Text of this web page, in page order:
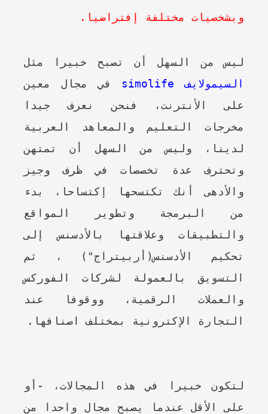
وبشخصيات مختلفة إفتراضيا.
ليس من السهل أن تصبح خبيرا مثل
السيمولايف simolife
في مجال معين
على الأنترنت، فنحن نعرف جيدا
مخرجات التعليم والمعاهد العربية
لدينا، وليس من السهل أن تمتهن
وتحترف عدة تخصصات في ظرف وجيز
والأدهى أنك تكتسحها إكتساحا، بدء
من البرمجة وتطوير المواقع
والتطبيقات وعلاقتها بالأدسنس إلى
تحكيم الأدسنس(أربيتراج") ، ثم
التسويق بالعمولة لشركات الفوركس
والعملات الرقمية، ووقوفا عند
التجارة الإكترونية بمختلف اصنافها.
لتكون خبيرا في هذه المجالات، -أو
على الأقل عندما يصبح مجال واحدا من